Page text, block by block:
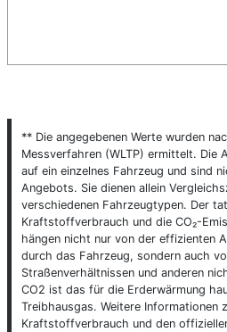
** Die angegebenen Werte wurden
Messverfahren (WLTP) ermittelt. Die
auf ein einzelnes Fahrzeug und sind
Angebots. Sie dienen allein
verschiedenen Fahrzeugtypen. Der
Kraftstoffverbrauch und die CO₂-
hängen nicht nur von der effizienten
durch das Fahrzeug, sondern auch
Straßenverhältnissen und anderen
CO2 ist das für die Erderwärmung
Treibhausgas. Weitere Informationen
Kraftstoffverbrauch und den